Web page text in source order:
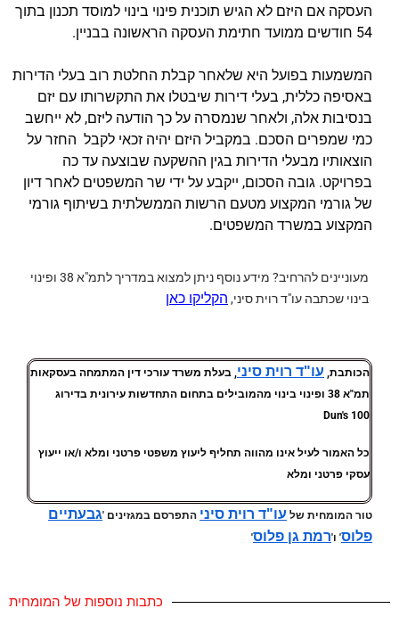
העסקה אם היזם לא הגיש תוכנית פינוי בינוי למוסד תכנון בתוך
54 חודשים ממועד חתימת העסקה הראשונה בבניין.
המשמעות בפועל היא שלאחר קבלת החלטת רוב בעלי הדירות
באסיפה כללית, בעלי דירות שיבטלו את התקשרותו עם יזם
בנסיבות אלה, ולאחר שנמסרה על כך הודעה ליזם, לא ייחשב
כמי שמפרים הסכם. במקביל היזם יהיה זכאי לקבל החזר על
הוצאותיו מבעלי הדירות בגין ההשקעה שבוצעה עד כה
בפרויקט. גובה הסכום, ייקבע על ידי שר המשפטים לאחר דיון
של גורמי המקצוע מטעם הרשות הממשלתית בשיתוף גורמי
המקצוע במשרד המשפטים.
מעוניינים להרחיב?
מידע נוסף ניתן למצוא במדריך לתמ"א 38 ופינוי
בינוי שכתבה עו"ד רוית סיני, הקליקו כאן
הכותבת, עו"ד רוית סיני, בעלת משרד עורכי דין המתמחה בעסקאות
תמ"א 38 ופינוי בינוי מהמובילים בתחום התחדשות עירונית בדירוג
Dun's 100
כל האמור לעיל אינו מהווה תחליף ליעוץ משפטי פרטני ומלא ו/או ייעוץ
עסקי פרטני ומלא
טור המומחית של עו"ד רוית סיני התפרסם במגזינים 'גבעתיים
פלוס' ו'רמת גן פלוס'
כתבות נוספות של המומחית